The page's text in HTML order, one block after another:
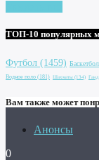
ТОП-10 популярных
Футбол (1459) Баскетбол
Водное поло (181) Шахматы (134)
Вам также может
Анонсы
0